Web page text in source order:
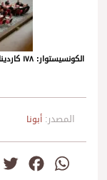
الكونسيستوار: ١٧٨ كاردينالاً يشاركون في أعمال اليوم الأول مع البابا
المصدر: أبونا
WhatsApp